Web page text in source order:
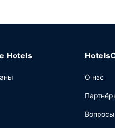
предоставляется
плату).
Hotels
О нас